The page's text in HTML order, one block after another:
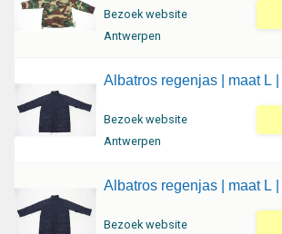
Bezoek website
Antwerpen
Albatros regenjas | maat L
Bezoek website
Antwerpen
Albatros regenjas | maat L
Bezoek website